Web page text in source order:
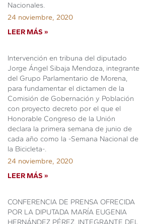
Nacionales.
24 noviembre, 2020
LEER MÁS »
Intervención en tribuna del diputado
Jorge Ángel Sibaja Mendoza, integrante
del Grupo Parlamentario de Morena,
para fundamentar el dictamen de la
Comisión de Gobernación y Población
con proyecto decreto por el que el
Honorable Congreso de la Unión
declara la primera semana de junio de
cada año como la -Semana Nacional de
la Bicicleta-.
24 noviembre, 2020
LEER MÁS »
CONFERENCIA DE PRENSA OFRECIDA
POR LA DIPUTADA MARÍA EUGENIA
HERNÁNDEZ PÉREZ, INTEGRANTE DEL